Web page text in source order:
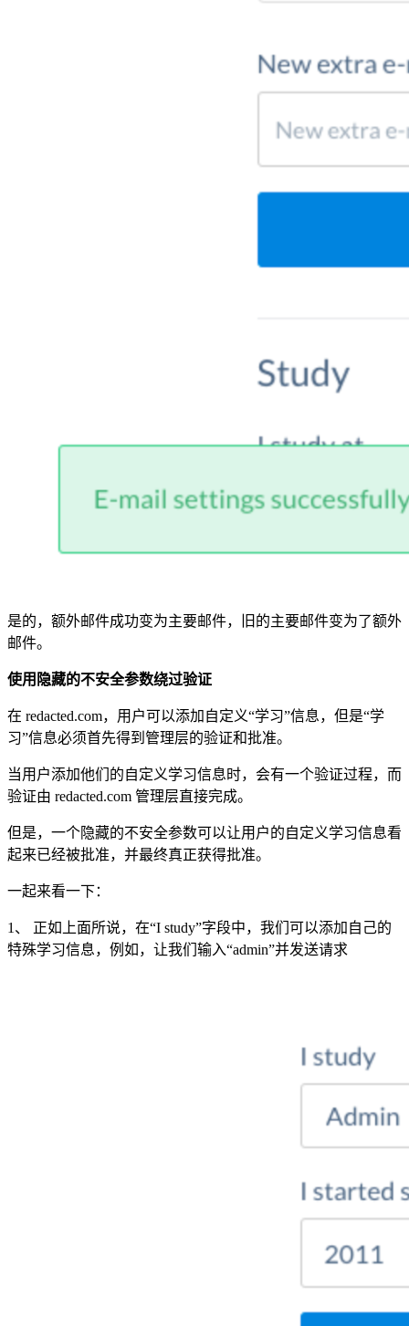
是的，额外邮件成功变为主要邮件，旧的主要邮件变为了额外
邮件。
使用隐藏的不安全参数绕过验证
在 redacted.com，用户可以添加自定义“学习”信息，但是“学
习”信息必须首先得到管理层的验证和批准。
当用户添加他们的自定义学习信息时，会有一个验证过程，而
验证由 redacted.com 管理层直接完成。
但是，一个隐藏的不安全参数可以让用户的自定义学习信息看
起来已经被批准，并最终真正获得批准。
一起来看一下：
1、 正如上面所说，在“I study”字段中，我们可以添加自己的
特殊学习信息，例如，让我们输入“admin”并发送请求